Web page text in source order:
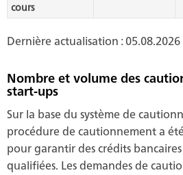
cours
Dernière actualisation : 05.08.2026
Nombre et volume des
start-ups
Sur la base du système de
procédure de cautionnement a
pour garantir des crédits
qualifiées. Les demandes de